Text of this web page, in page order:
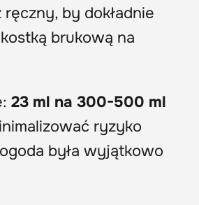
by dokładnie
brukową na
23 ml na 300-500 ml
ryzyko
była wyjątkowo